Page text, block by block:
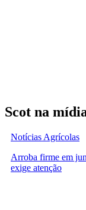
Scot na
Notícias Agrícolas
Arroba firme em
exige atenção